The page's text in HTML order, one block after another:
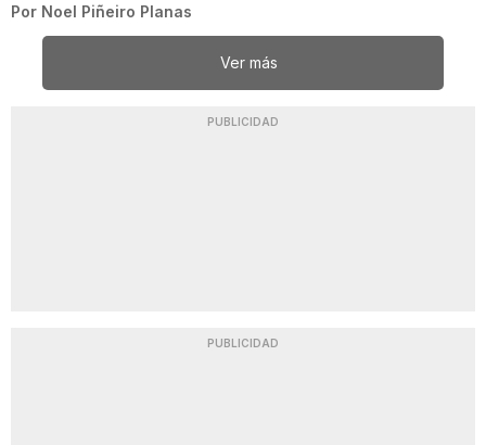
Por Noel Piñeiro Planas
Ver más
PUBLICIDAD
PUBLICIDAD